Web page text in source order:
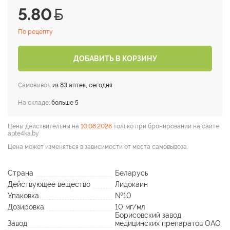
5.80
По рецепту
ДОБАВИТЬ В КОРЗИНУ
Самовывоз: из 83 аптек, сегодня
На складе: больше 5
Цены действительны на 10.08.2026 только при бронировании на сайте
apte4ka.by
Цена может изменяться в зависимости от места самовывоза.
Страна
Беларусь
Действующее вещество
Лидокаин
Упаковка
№10
Дозировка
10 мг/мл
Завод
Борисовский завод
медицинских препаратов ОАО